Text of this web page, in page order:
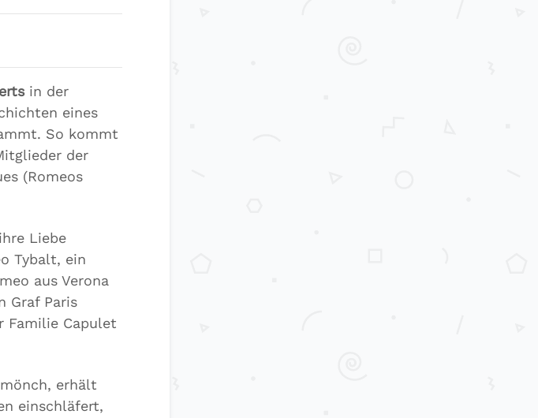
in der
eines
So kommt
der
(Romeos
Liebe
Tybalt, ein
aus Verona
Graf Paris
Familie Capulet
erhält
einschläfert,